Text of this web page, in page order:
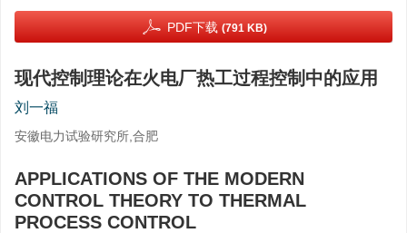
PDF下载 (791 KB)
现代控制理论在火电厂热工过程控制中的应用
刘一福
安徽电力试验研究所,合肥
APPLICATIONS OF THE MODERN
CONTROL THEORY TO THERMAL
PROCESS CONTROL